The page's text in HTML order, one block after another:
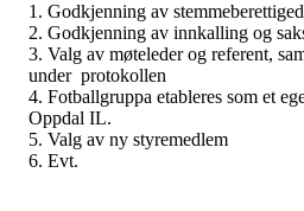
1. Godkjenning av
2. Godkjenning av innkalling og
3. Valg av møteleder og referent,
under protokollen
4. Fotballgruppa etableres som et
Oppdal IL.
5. Valg av ny styremedlem
6. Evt.